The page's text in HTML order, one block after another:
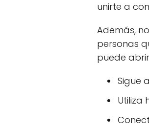
unirte a
Además,
personas
puede
Sigue
Utiliza